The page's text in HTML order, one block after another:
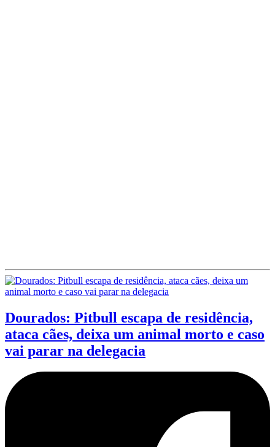
Dourados: Pitbull escapa de residência,
ataca cães, deixa um animal morto e caso
vai parar na delegacia